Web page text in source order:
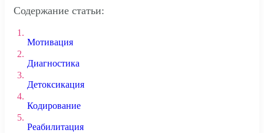
Содержание статьи:
1.
Мотивация
2.
Диагностика
3.
Детоксикация
4.
Кодирование
5.
Реабилитация